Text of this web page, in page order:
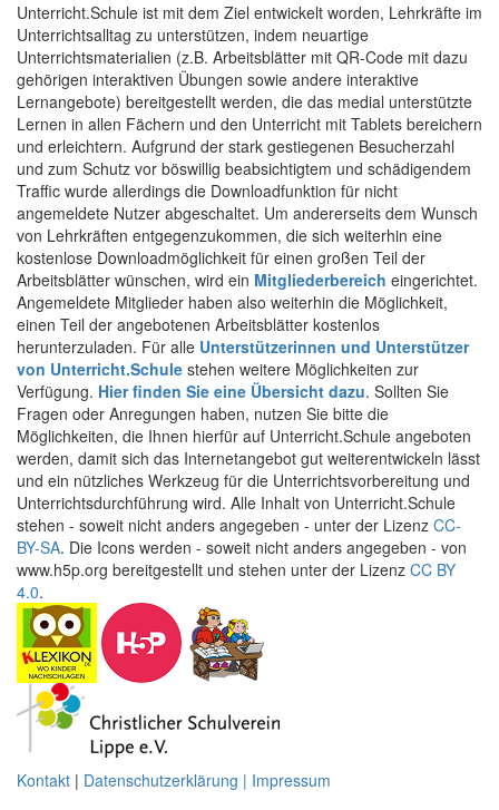
Unterricht.Schule ist mit dem Ziel entwickelt worden, Lehrkräfte im
Unterrichtsalltag zu unterstützen, indem neuartige
Unterrichtsmaterialien (z.B. Arbeitsblätter mit QR-Code mit dazu
gehörigen interaktiven Übungen sowie andere interaktive
Lernangebote) bereitgestellt werden, die das medial unterstützte
Lernen in allen Fächern und den Unterricht mit Tablets bereichern
und erleichtern. Aufgrund der stark gestiegenen Besucherzahl
und zum Schutz vor böswillig beabsichtigtem und schädigendem
Traffic wurde allerdings die Downloadfunktion für nicht
angemeldete Nutzer abgeschaltet. Um andererseits dem Wunsch
von Lehrkräften entgegenzukommen, die sich weiterhin eine
kostenlose Downloadmöglichkeit für einen großen Teil der
Arbeitsblätter wünschen, wird ein Mitgliederbereich eingerichtet.
Angemeldete Mitglieder haben also weiterhin die Möglichkeit,
einen Teil der angebotenen Arbeitsblätter kostenlos
herunterzuladen. Für alle Unterstützerinnen und Unterstützer
von Unterricht.Schule stehen weitere Möglichkeiten zur
Verfügung. Hier finden Sie eine Übersicht dazu. Sollten Sie
Fragen oder Anregungen haben, nutzen Sie bitte die
Möglichkeiten, die Ihnen hierfür auf Unterricht.Schule angeboten
werden, damit sich das Internetangebot gut weiterentwickeln lässt
und ein nützliches Werkzeug für die Unterrichtsvorbereitung und
Unterrichtsdurchführung wird. Alle Inhalt von Unterricht.Schule
stehen - soweit nicht anders angegeben - unter der Lizenz CC-
BY-SA. Die Icons werden - soweit nicht anders angegeben - von
www.h5p.org bereitgestellt und stehen unter der Lizenz CC BY
4.0.
Kontakt | Datenschutzerklärung | Impressum